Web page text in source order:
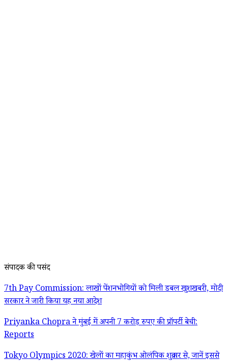
संपादक की पसंद
7th Pay Commission: लाखों पेंशनभोगियों को मिली डबल खुशखबरी, मोदी
सरकार ने जारी किया यह नया आदेश
Priyanka Chopra ने मुंबई में अपनी 7 करोड़ रुपए की प्रॉपर्टी बेची:
Reports
Tokyo Olympics 2020: खेलों का महाकुंभ ओलंपिक शुक्रवार से, जानें इससे